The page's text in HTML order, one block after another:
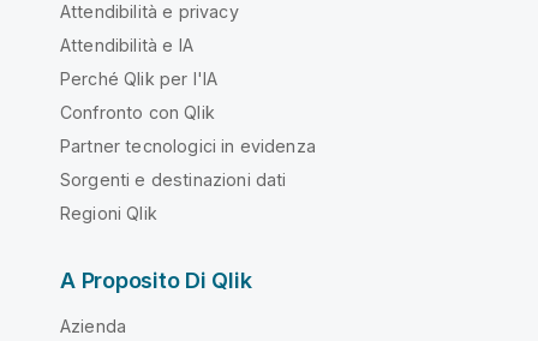
Attendibilità e privacy
Attendibilità e IA
Perché Qlik per l'IA
Confronto con Qlik
Partner tecnologici in evidenza
Sorgenti e destinazioni dati
Regioni Qlik
A Proposito Di Qlik
Azienda